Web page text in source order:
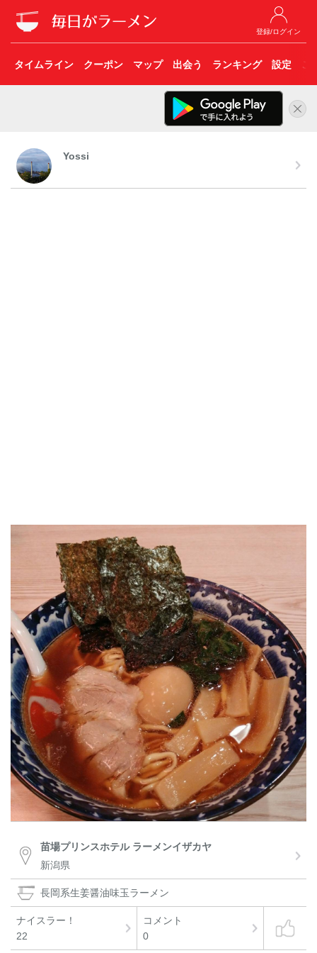
登録/ログイン
タイムライン クーポン マップ 出会う ランキング 設定 こ
Yossi
苗場プリンスホテル ラーメンイザカヤ
新潟県
長岡系生姜醤油味玉ラーメン
ナイスラー！
22
コメント
0